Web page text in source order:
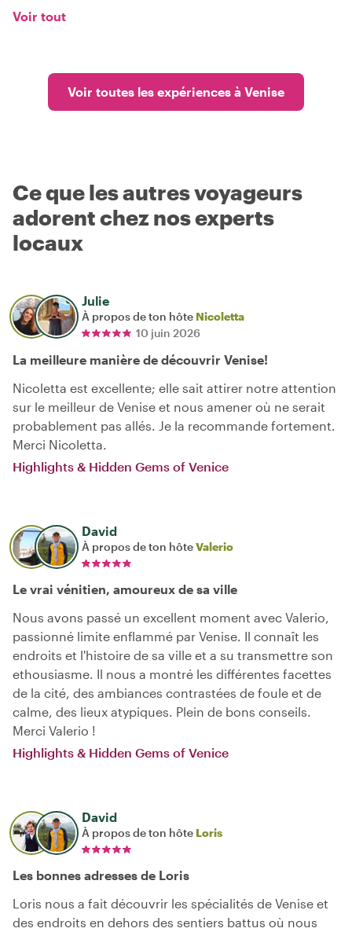
Voir tout
Voir toutes les expériences à Venise
Ce que les autres voyageurs
adorent chez nos experts
locaux
Julie
À propos de ton hôte Nicoletta
10 juin 2026
La meilleure manière de découvrir Venise!
Nicoletta est excellente; elle sait attirer notre attention
sur le meilleur de Venise et nous amener où ne serait
probablement pas allés. Je la recommande fortement.
Merci Nicoletta.
Highlights & Hidden Gems of Venice
David
À propos de ton hôteValerio
Le vrai vénitien, amoureux de sa ville
Nous avons passé un excellent moment avec Valerio,
passionné limite enflammé par Venise. Il connaît les
endroits et l'histoire de sa ville et a su transmettre son
ethousiasme. Il nous a montré les différentes facettes
de la cité, des ambiances contrastées de foule et de
calme, des lieux atypiques. Plein de bons conseils.
Merci Valerio !
Highlights & Hidden Gems of Venice
David
À propos de ton hôte Loris
Les bonnes adresses de Loris
Loris nous a fait découvrir les spécialités de Venise et
des endroits en dehors des sentiers battus où nous